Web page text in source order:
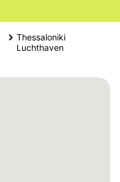
Thessaloniki
Luchthaven